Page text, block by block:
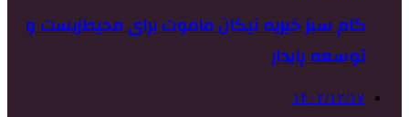
گام سبز خیریه نیکان ماموت برای محیط‌زیست و
توسعه پایدار
۱۴۰۲/۱۲/۱۷